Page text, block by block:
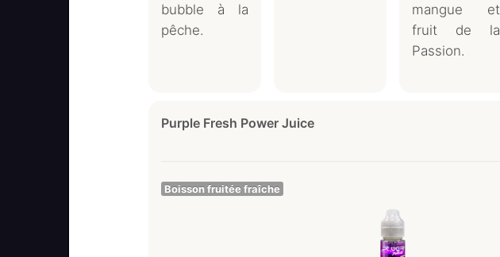
bubble à la
pêche.
mangue et
fruit de la
Passion.
Purple Fresh Power Juice
Boisson fruitée fraîche